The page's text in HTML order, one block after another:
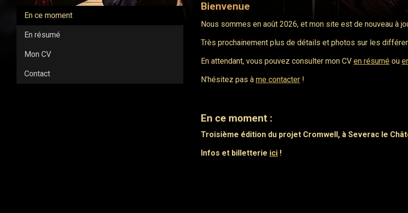
En ce moment
En résumé
Mon CV
Contact
Bienvenue
Nous sommes en août 2026, et mon site est de nouveau à
Très prochainement plus de détails et photos sur les
En attendant, vous pouvez consulter mon CV en résuméou
N’hésitez pas à me contacter!
En ce moment :
Troisième édition du projet Cromwell, à Severac le
Infos et billetterie ici!